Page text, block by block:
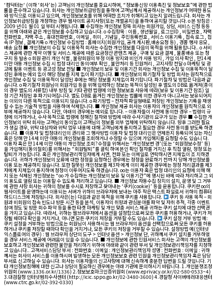
‘컴닥터는‘ (이하 ‘회사’는) 고객님의 개인정보를 중요시하며, “정보통신망 이용촉진 및 정보보호”에 관한 법
률을 준수하고 있습니다. 회사는 개인정보취급방침을 통하여 고객님께서 제공하시는 개인정보가 어떠한 용도
와 방식으로 이용되고 있으며, 개인정보보호를 위해 어떠한 조치가 취해지고 있는지 알려드립니다. 회사는 개
인정보취급방침을 개정하는 경우 웹사이트 공지사항(또는 개별공지)을 통하여 공지할 것입니다. ο 본 방침은 :
2009 년 01 월 01 일 부터 시행됩니다. ■ 수집하는 개인정보 항목 회사는 회원가입, 상담, 서비스 신청 등등
을 위해 아래와 같은 개인정보를 수집하고 있습니다. ο 수집항목 : 이름 , 생년월일 , 로그인ID , 비밀번호 , 자택
전화번호 , 자택 주소 , 휴대전화번호 , 이메일 , 취미 , 기념일 , 주민등록번호 , 서비스 이용기록 , 접속 로그 , 접
속 IP 정보 , 결제기록 ο 개인정보 수집방법 : 홈페이지(회원가입, 공개 게시판,배송요청 등) , 경품 행사 응모 ,
배송 요청 ■ 개인정보의 수집 및 이용목적 회사는 수집한 개인정보를 다음의 목적을 위해 활용합니다.. ο 서비
스 제공에 관한 계약 이행 및 서비스 제공에 따른 요금정산 콘텐츠 제공 , 구매 및 요금 결제 , 물품배송 또는 청
구지 등 발송 ο 회원 관리 개인 식별 , 불량회원의 부정 이용 방지와 비인가 사용 방지 , 가입 의사 확인 , 만14세
미만 아동 개인정보 수집 시 법정 대리인 동의여부 확인 , 불만처리 등 민원처리 , 고지사항 전달 ο 마케팅 및 광
고에 활용 이벤트 등 광고성 정보 전달 ■ 개인정보의 보유 및 이용기간 회사는 개인정보 수집 및 이용목적이 달
성된 후에는 예외 없이 해당 정보를 지체 없이 파기합니다. ■ 개인정보의 파기절차 및 방법 회사는 원칙적으로
개인정보 수집 및 이용목적이 달성된 후에는 해당 정보를 지체없이 파기합니다. 파기절차 및 방법은 다음과 같
습니다. ο 파기절차 회원님이 회원가입 등을 위해 입력하신 정보는 목적이 달성된 후 별도의 DB로 옮겨져(종이
의 경우 별도의 서류함) 내부 방침 및 기타 관련 법령에 의한 정보보호 사유에 따라(보유 및 이용기간 참조) 일
정 기간 저장된 후 파기되어집니다. 별도 DB로 옮겨진 개인정보는 법률에 의한 경우가 아니고서는 보유되어지
는 이외의 다른 목적으로 이용되지 않습니다. ο 파기방법 – 전자적 파일형태로 저장된 개인정보는 기록을 재생
할 수 없는 기술적 방법을 사용하여 삭제합니다. ■ 개인정보 제공 회사는 이용자의 개인정보를 원칙적으로 외
부에 제공하지 않습니다. 다만, 아래의 경우에는 예외로 합니다. – 이용자들이 사전에 동의한 경우 – 법령의 규
정에 의거하거나, 수사 목적으로 법령에 정해진 절차와 방법에 따라 수사기관의 요구가 있는 경우 ■ 수집한 개
인정보의 위탁 회사는 고객님의 동의없이 고객님의 정보를 외부 업체에 위탁하지 않습니다. 향후 그러한 필요
가 생길 경우, 위탁 대상자와 위탁 업무 내용에 대해 고객님에게 통지하고 필요한 경우 사전 동의를 받도록 하겠
습니다. ■ 이용자 및 법정대리인의 권리와 그 행사방법 이용자 및 법정 대리인은 언제든지 등록되어 있는 자신
혹은 당해 만 14세 미만 아동의 개인정보를 조회하거나 수정할 수 있으며 가입해지를 요청할 수도 있습니 다.
이용자 혹은 만 14세 미만 아동의 개인정보 조회?수정을 위해서는 ‘개인정보변 경’(또는 ‘회원정보수정’ 등)
을 가입해지(동의철회)를 위해서는 “회원탈퇴”를 클릭 하여 본인 확인 절차를 거치신 후 직접 열람, 정정 또는
탈퇴가 가능합니다. 혹은 개인정보관리책임자에게 서면, 전화 또는 이메일로 연락하시면 지체없이 조 치하겠
습니다. 귀하가 개인정보의 오류에 대한 정정을 요청하신 경우에는 정정을 완료하기 전까 지 당해 개인정보를
이용 또는 제공하지 않습니다. 또한 잘못된 개인정보를 제3자 에게 이미 제공한 경우에는 정정 처리결과를 제3
자에게 지체없이 통지하여 정정이 이루어지도록 하겠습니다. oo는 이용자 혹은 법정 대리인의 요청에 의해 해
지 또는 삭제된 개인정보는 “oo 가 수집하는 개인정보의 보유 및 이용기간”에 명시된 바에 따라 처리하고 그 외
의 용도로 열람 또는 이용할 수 없도록 처리하고 있습니다. ■ 개인정보 자동수집 장치의 설치, 운영 및 그 거부
에 관한 사항 회사는 귀하의 정보를 수시로 저장하고 찾아내는 ‘쿠키(cookie)’ 등을 운용합니다. 쿠키란 oo의
웹사이트를 운영하는데 이용되는 서버가 귀하의 브라우저에 보내는 아주 작은 텍스트 파일로서 귀하의 컴퓨터
하드디스크에 저장됩니다. 회사은(는) 다음과 같은 목적을 위해 쿠키를 사용합니다. 쿠키 등 사용 목적 – 회
원과 비회원의 접속 빈도나 방문 시간 등을 분석, 이용자의 취향과 관심분야를 파악 및 자취 추적, 각종 이벤트
참여 정도 및 방문 회수 파악 등을 통한 타겟 마케팅 및 개인 맞춤 서비스 제공 귀하는 쿠키 설치에 대한 선택권
을 가지고 있습니다. 따라서, 귀하는 웹브라우저에서 옵션을 설정함으로써 모든 쿠키를 허용하거나, 쿠키가 저
장될 때마다 확인을 거치거나, 아니면 모든 쿠키의 저장을 거부할 수도 있습니다. 쿠키 설정 거부 방법 예:
쿠키 설정을 거부하는 방법으로는 회원님이 사용하시는 웹 브라우저의 옵션을 선택함으로써 모든 쿠키를 허용
하거나 쿠키를 저장할 때마다 확인을 거치거나, 모든 쿠키의 저장을 거부할 수 있습니다. 설정방법 예(인터넷
익스플로어의 경우) : 웹 브라우저 상단의 도구 > 인터넷 옵션 > 개인정보 단, 귀하께서 쿠키 설치를 거부하였
을 경우 서비스 제공에 어려움이 있을 수 있습니다. ■ 개인정보에 관한 민원서비스 회사는 고객의 개인정보를
보호하고 개인정보와 관련한 불만을 처리하기 위하여 아래와 같이 관련 부서 및 개인정보관리책임자를 지정하
고 있습니다.. 고객서비스담당 부서 : 전화번호 : 이메일 : 개인정보관리책임자 성명 : 전화번호 : 이메일 : 귀하
께서는 회사의 서비스를 이용하시며 발생하는 모든 개인정보보호 관련 민원을 개인정보관리책임자 혹은 담당
부서로 신고하실 수 있습니다. 회사는 이용자들의 신고사항에 대해 신속하게 충분한 답변을 드릴 것입니다. 기
타 개인정보침해에 대한 신고나 상담이 필요하신 경우에는 아래 기관에 문의하시기 바랍니다. 1.개인분쟁조정
위원회 (www.1336.or.kr/1336) 2.정보보호마크인증위원회 (www.eprivacy.or.kr/02-580-0533~4)
3.대검찰청 인터넷범죄수사센터 (http://icic.sppo.go.kr/02-3480-3600) 4.경찰청 사이버테러대응센터
(www.ctrc.go.kr/02-392-0330)